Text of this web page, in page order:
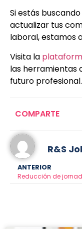
Si estás
actualizar tus
laboral, estamos
Visita la
las herramientas
futuro profesional.
COMPARTE
R&S
ANTERIOR